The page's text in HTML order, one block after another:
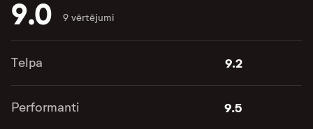
9.0 9 vērtējumi
Telpa 9.2
Performanti 9.5